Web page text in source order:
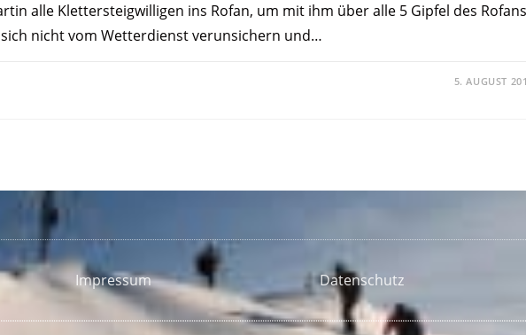
alle Klettersteigwilligen ins Rofan, um mit ihm über alle 5 Gipfel des Rofans
nicht vom Wetterdienst verunsichern und…
5. AUGUST
Impressum Datenschutz